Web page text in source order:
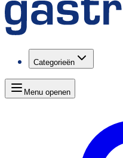
Categorieën
Menu openen